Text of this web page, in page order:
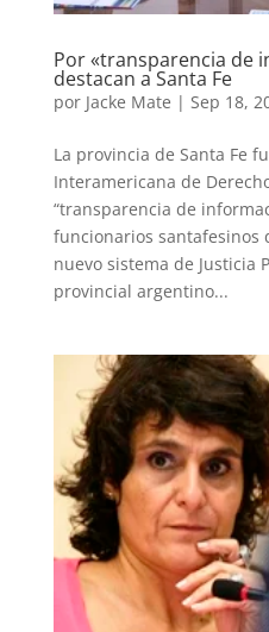
Por «transparencia de
destacan a Santa Fe
por Jacke Mate | Sep 18,
La provincia de Santa Fe
Interamericana de
“transparencia de
funcionarios santafesinos
nuevo sistema de Justicia
provincial argentino...